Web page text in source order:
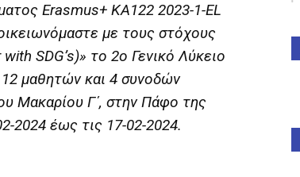
Erasmus+ KA122 2023-1-EL
με τους στόχους
SDG’s)» το 2ο Γενικό Λύκειο
μαθητών και 4 συνοδών
Μακαρίου Γ΄, στην Πάφο της
2024 έως τις 17-02-2024.